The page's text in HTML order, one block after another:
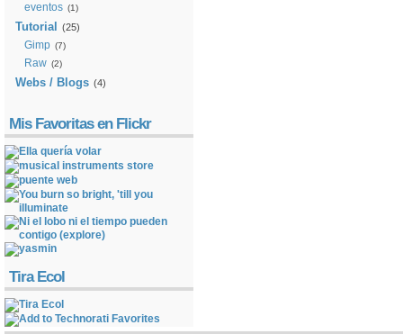
eventos (1)
Tutorial (25)
Gimp (7)
Raw (2)
Webs / Blogs (4)
Mis Favoritas en Flickr
Tira Ecol